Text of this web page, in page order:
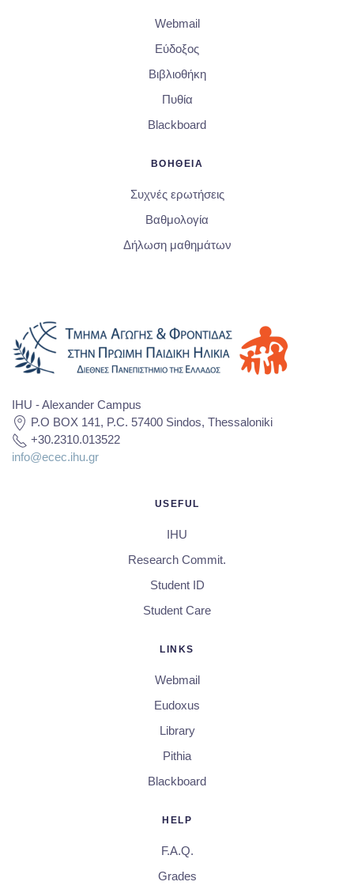
Webmail
Εύδοξος
Βιβλιοθήκη
Πυθία
Blackboard
ΒΟΗΘΕΙΑ
Συχνές ερωτήσεις
Βαθμολογία
Δήλωση μαθημάτων
IHU - Alexander Campus
P.O BOX 141, P.C. 57400 Sindos, Thessaloniki
+30.2310.013522
info@ecec.ihu.gr
USEFUL
IHU
Research Commit.
Student ID
Student Care
LINKS
Webmail
Eudoxus
Library
Pithia
Blackboard
HELP
F.A.Q.
Grades